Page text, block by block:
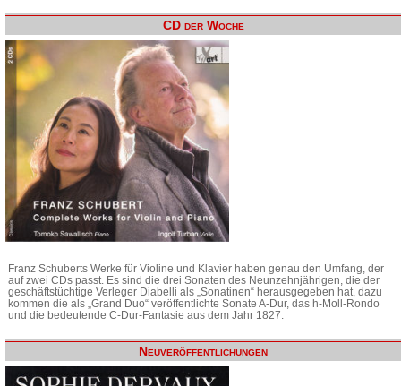
CD der Woche
Franz Schuberts Werke für Violine und Klavier haben genau den Umfang, der
auf zwei CDs passt. Es sind die drei Sonaten des Neunzehnjährigen, die der
geschäftstüchtige Verleger Diabelli als „Sonatinen“ herausgegeben hat, dazu
kommen die als „Grand Duo“ veröffentlichte Sonate A-Dur, das h-Moll-Rondo
und die bedeutende C-Dur-Fantasie aus dem Jahr 1827.
Neuveröffentlichungen